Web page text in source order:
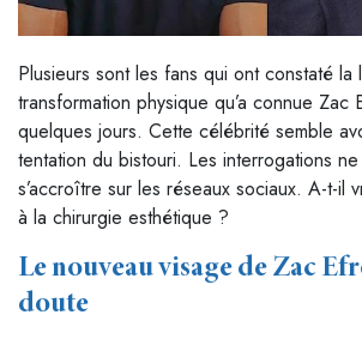
Plusieurs sont les fans qui ont constaté la
transformation physique qu’a connue Zac
quelques jours. Cette célébrité semble
tentation du bistouri. Les interrogations
s’accroître sur les réseaux sociaux. A-t-il
à la chirurgie esthétique ?
Le nouveau visage de Zac
doute